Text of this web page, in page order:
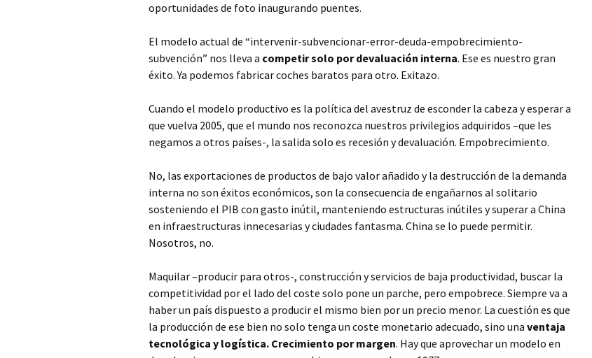
oportunidades de foto inaugurando puentes.
El modelo actual de “intervenir-subvencionar-error-deuda-empobrecimiento-
subvención” nos lleva a competir solo por devaluación interna. Ese es nuestro gran
éxito. Ya podemos fabricar coches baratos para otro. Exitazo.
Cuando el modelo productivo es la política del avestruz de esconder la cabeza y esperar a
que vuelva 2005, que el mundo nos reconozca nuestros privilegios adquiridos –que les
negamos a otros países-, la salida solo es recesión y devaluación. Empobrecimiento.
No, las exportaciones de productos de bajo valor añadido y la destrucción de la demanda
interna no son éxitos económicos, son la consecuencia de engañarnos al solitario
sosteniendo el PIB con gasto inútil, manteniendo estructuras inútiles y superar a China
en infraestructuras innecesarias y ciudades fantasma. China se lo puede permitir.
Nosotros, no.
Maquilar –producir para otros-, construcción y servicios de baja productividad, buscar la
competitividad por el lado del coste solo pone un parche, pero empobrece. Siempre va a
haber un país dispuesto a producir el mismo bien por un precio menor. La cuestión es que
la producción de ese bien no solo tenga un coste monetario adecuado, sino una ventaja
tecnológica y logística. Crecimiento por margen. Hay que aprovechar un modelo en